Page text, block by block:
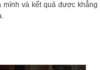
mình và kết quả được khẳng